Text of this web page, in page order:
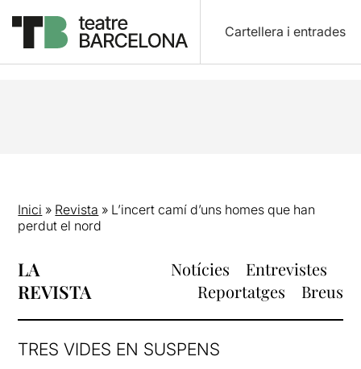
Cartellera i entrades
Inici » Revista » L’incert camí d’uns homes que han
perdut el nord
LA
REVISTA
Notícies
Entrevistes
Reportatges
Breus
TRES VIDES EN SUSPENS